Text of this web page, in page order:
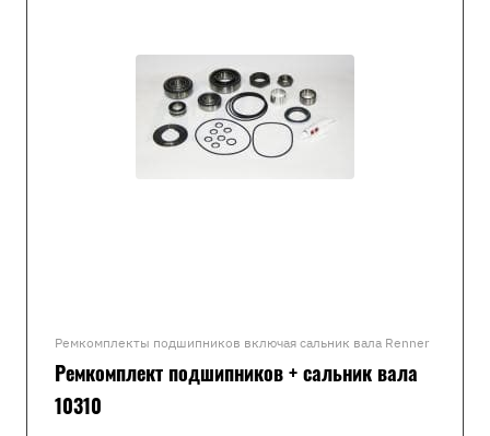
Ремкомплекты подшипников включая сальник вала Renner
Ремкомплект подшипников + сальник вала
10310